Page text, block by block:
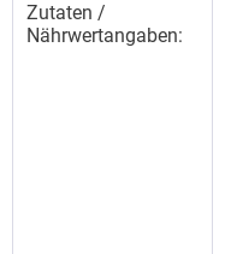
Zutaten /
Nährwertangaben: